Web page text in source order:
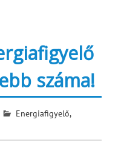
száma!
Energiafigyelő,